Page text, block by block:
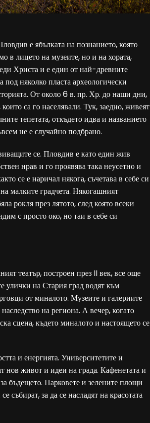
е ябълката на познанието, която
в лицето на музеите, но и на хората,
Христа и е един от най-древните
под няколко пласта археологически
От около 6 в. пр. Хр. до наши дни,
са го населявали. Тук, заедно, живеят
тепетата, откъдето идва и названието
не е случайно подбрано.
се. Пловдив е като един жив
нрав и го проявява така неусетно и
се е наричал някога, съчетава в себе си
малките градчета. Някогашният
рокля през лятото, след която всеки
с просто око, но таи в себе си
театър, построен през II век, все още
улички на Стария град водят към
от миналото. Музеите и галериите
на региона. А вечер, когато
сцена, където миналото и настоящето се
и енергията. Университетите и
нов живот и идеи на града. Кафенетата и
бъдещето. Парковете и зелените площи
събират, за да се насладят на красотата